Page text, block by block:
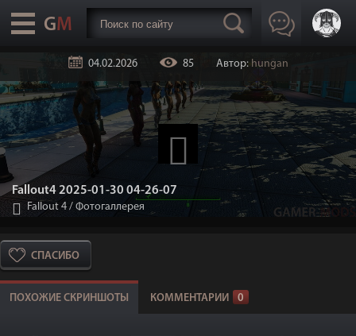
04.02.2026 85 Автор: hungan
Fallout4 2025-01-30 04-26-07
Fallout 4 / Фотогаллерея
СПАСИБО
ПОХОЖИЕ СКРИНШОТЫ КОММЕНТАРИИ 0